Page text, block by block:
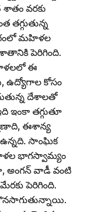
వరకు
మహిళల
పెరిగింది.
ఈ
ఉద్యోగాల కోసం
దేశాలతో
ఇంకా తగ్గుతూ
ఈశాన్య
సాంఘిక
భాగస్వామ్యం
అంగన్‌ వాడీ వంటి
పెరిగింది.